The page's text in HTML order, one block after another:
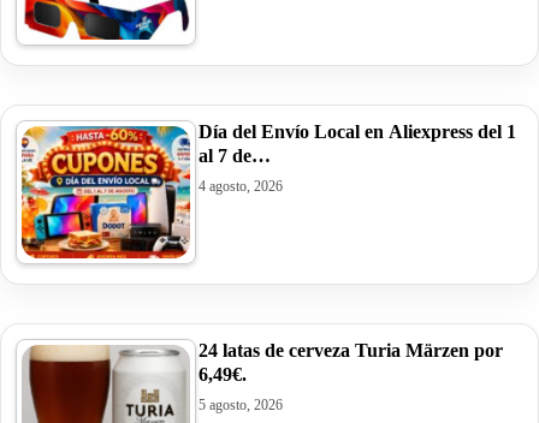
Día del Envío Local en Aliexpress del 1
al 7 de…
4 agosto, 2026
24 latas de cerveza Turia Märzen por
6,49€.
5 agosto, 2026